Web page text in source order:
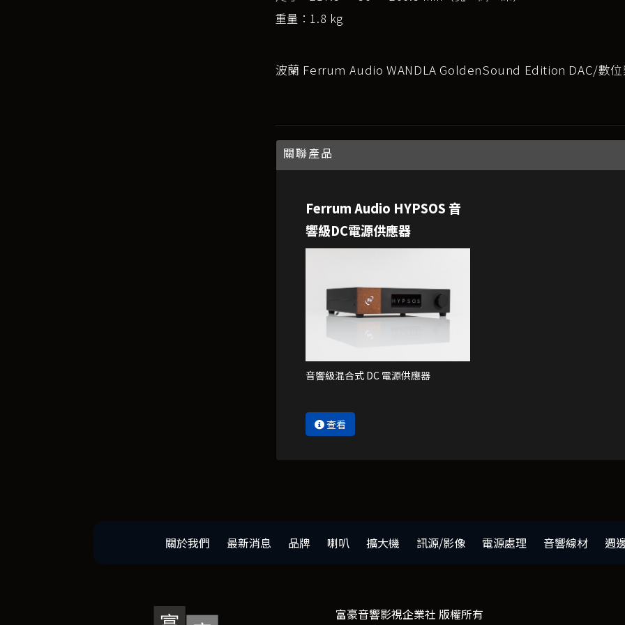
重量：1.8 kg
波蘭 Ferrum Audio WANDLA GoldenSound Edition DAC/數位
關聯產品
音響級混合式 DC 電源供應器
查看
Ferrum Audio HYPSOS 音
響級DC電源供應器
關於我們 最新消息 品牌 喇叭 擴大機 訊源/影像 電源處理 音響線材 週
富豪音響影視企業社 版權所有